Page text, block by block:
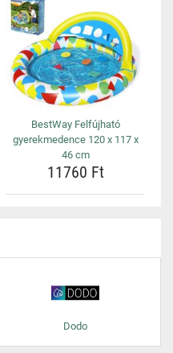
BestWay Felfújható
gyerekmedence 120 x 117 x
46 cm
11760 Ft
Dodo